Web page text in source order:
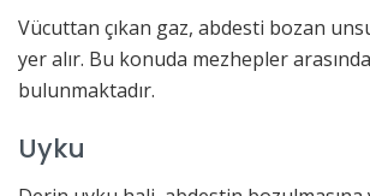
Vücuttan çıkan gaz, abdesti bozan
yer alır. Bu konuda mezhepler
bulunmaktadır.
Uyku